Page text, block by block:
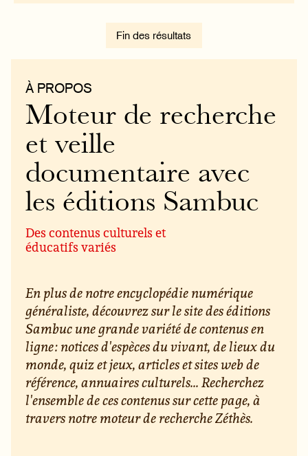
Fin des résultats
À PROPOS
Moteur de recherche
et veille
documentaire avec
les éditions Sambuc
Des contenus culturels et
éducatifs variés
En plus de notre encyclopédie numérique
généraliste, découvrez sur le site des éditions
Sambuc une grande variété de contenus en
ligne : notices d'espèces du vivant, de lieux du
monde, quiz et jeux, articles et sites web de
référence, annuaires culturels... Recherchez
l'ensemble de ces contenus sur cette page, à
travers notre moteur de recherche Zéthès.